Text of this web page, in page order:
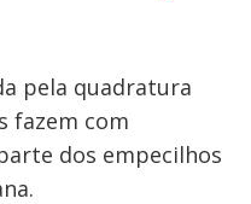
pela quadratura
fazem com
dos empecilhos